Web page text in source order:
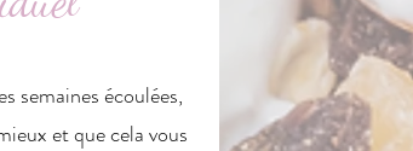
semaines écoulées,
et que cela vous